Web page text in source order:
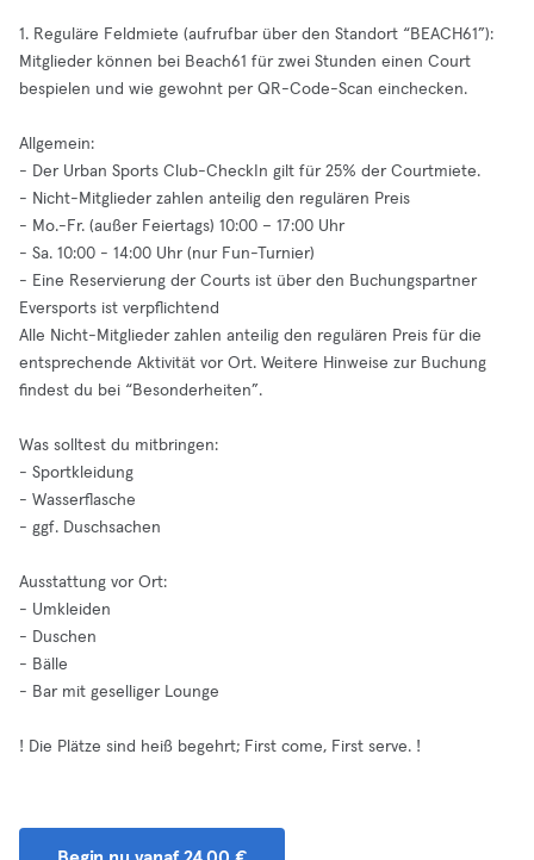
1. Reguläre Feldmiete (aufrufbar über den Standort “BEACH61”):
Mitglieder können bei Beach61 für zwei Stunden einen Court
bespielen und wie gewohnt per QR-Code-Scan einchecken.
Allgemein:
- Der Urban Sports Club-CheckIn gilt für 25% der Courtmiete.
- Nicht-Mitglieder zahlen anteilig den regulären Preis
- Mo.-Fr. (außer Feiertags) 10:00 – 17:00 Uhr
- Sa. 10:00 - 14:00 Uhr (nur Fun-Turnier)
- Eine Reservierung der Courts ist über den Buchungspartner
Eversports ist verpflichtend
Alle Nicht-Mitglieder zahlen anteilig den regulären Preis für die
entsprechende Aktivität vor Ort. Weitere Hinweise zur Buchung
findest du bei “Besonderheiten”.
Was solltest du mitbringen:
- Sportkleidung
- Wasserflasche
- ggf. Duschsachen
Ausstattung vor Ort:
- Umkleiden
- Duschen
- Bälle
- Bar mit geselliger Lounge
! Die Plätze sind heiß begehrt; First come, First serve. !